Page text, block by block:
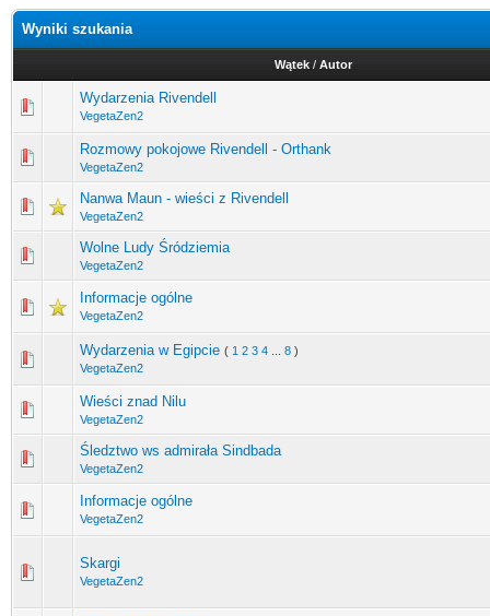
Wyniki szukania
Wątek / Autor
Wydarzenia Rivendell
VegetaZen2
Rozmowy pokojowe Rivendell - Orthank
VegetaZen2
Nanwa Maun - wieści z Rivendell
VegetaZen2
Wolne Ludy Śródziemia
VegetaZen2
Informacje ogólne
VegetaZen2
Wydarzenia w Egipcie ( 1 2 3 4 8 )
VegetaZen2
Wieści znad Nilu
VegetaZen2
Śledztwo ws admirała Sindbada
VegetaZen2
Informacje ogólne
VegetaZen2
Skargi
VegetaZen2